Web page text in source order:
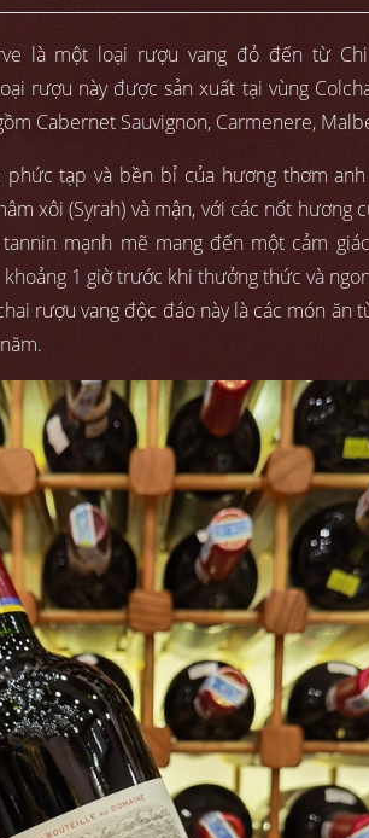
là một loại rượu vang đỏ đến từ
rượu này được sản xuất tại vùng
Cabernet Sauvignon, Carmenere,
tạp và bền bỉ của hương thơm
xôi (Syrah) và mận, với các nốt hương
mạnh mẽ mang đến một cảm
1 giờ trước khi thưởng thức và
rượu vang độc đáo này là các món ăn